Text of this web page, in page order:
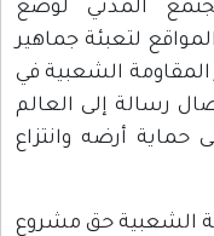
المدني لوضع
لتعبئة جماهير
الشعبية في
رسالة إلى العالم
أرضه وانتزاع
الشعبية حق مشروع